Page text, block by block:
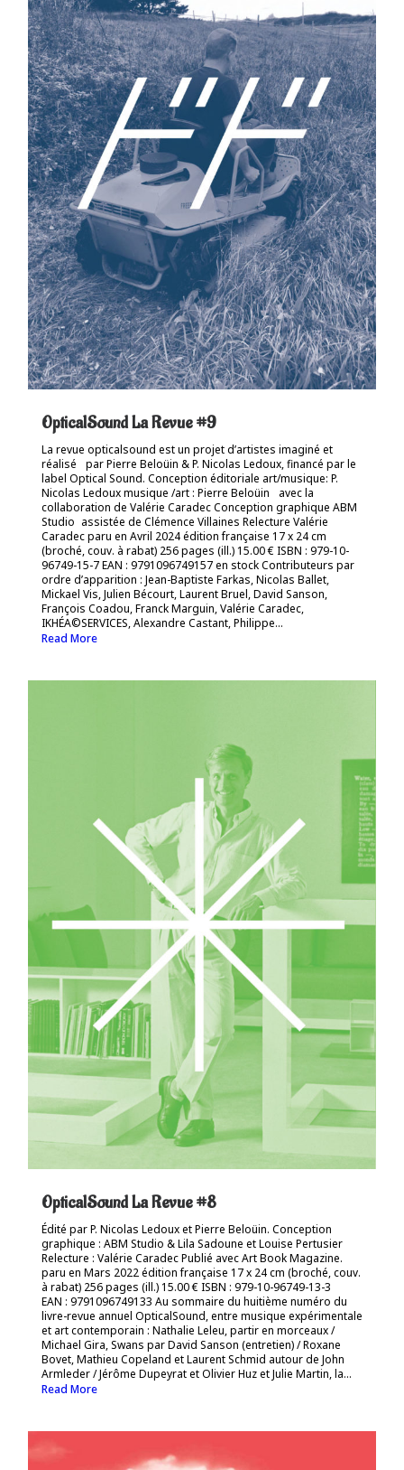
OpticalSound La Revue #9
La revue opticalsound est un projet d’artistes imaginé et
réalisé par Pierre Beloüin & P. Nicolas Ledoux, financé par le
label Optical Sound. Conception éditoriale art/musique: P.
Nicolas Ledoux musique /art : Pierre Beloüin avec la
collaboration de Valérie Caradec Conception graphique ABM
Studio assistée de Clémence Villaines Relecture Valérie
Caradec paru en Avril 2024 édition française 17 x 24 cm
(broché, couv. à rabat) 256 pages (ill.) 15.00 € ISBN : 979-10-
96749-15-7 EAN : 9791096749157 en stock Contributeurs par
ordre d’apparition : Jean-Baptiste Farkas, Nicolas Ballet,
Mickael Vis, Julien Bécourt, Laurent Bruel, David Sanson,
François Coadou, Franck Marguin, Valérie Caradec,
IKHÉA©SERVICES, Alexandre Castant, Philippe...
Read More
OpticalSound La Revue #8
Édité par P. Nicolas Ledoux et Pierre Beloüin. Conception
graphique : ABM Studio & Lila Sadoune et Louise Pertusier
Relecture : Valérie Caradec Publié avec Art Book Magazine.
paru en Mars 2022 édition française 17 x 24 cm (broché, couv.
à rabat) 256 pages (ill.) 15.00 € ISBN : 979-10-96749-13-3
EAN : 9791096749133 Au sommaire du huitième numéro du
livre-revue annuel OpticalSound, entre musique expérimentale
et art contemporain : Nathalie Leleu, partir en morceaux /
Michael Gira, Swans par David Sanson (entretien) / Roxane
Bovet, Mathieu Copeland et Laurent Schmid autour de John
Armleder / Jérôme Dupeyrat et Olivier Huz et Julie Martin, la...
Read More